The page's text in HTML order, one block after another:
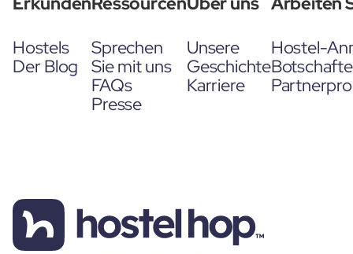
Hostels
Der Blog
Sprechen
Sie mit uns
FAQs
Presse
Unsere
Geschichte
Karriere
Hostel-